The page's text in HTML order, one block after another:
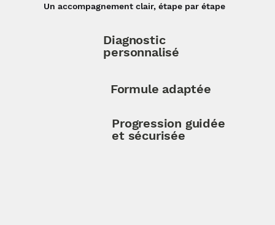
Un accompagnement clair, étape par étape
Diagnostic
personnalisé
Formule adaptée
Progression guidée
et sécurisée